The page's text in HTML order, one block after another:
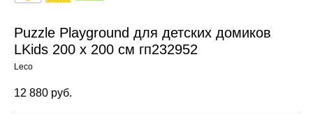
Puzzle Playground для детских домиков
LKids 200 х 200 см гп232952
Leco
12 880 руб.